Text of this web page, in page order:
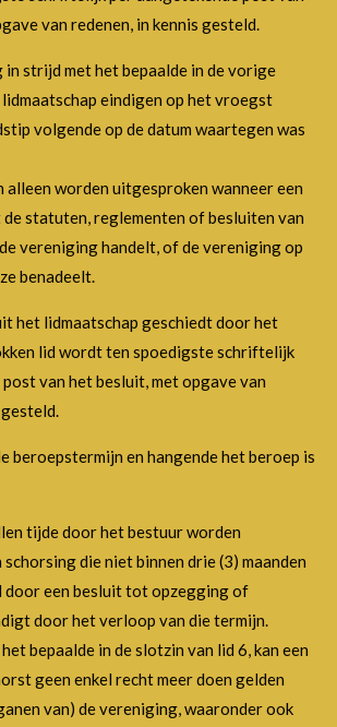
van redenen, in kennis gesteld.
in strijd met het bepaalde in de vorige
eindigen op het vroegst
volgende op de datum waartegen was
worden uitgesproken wanneer een
statuten, reglementen of besluiten van
vereniging handelt, of de vereniging op
benadeelt.
lidmaatschap geschiedt door het
lid wordt ten spoedigste schriftelijk
van het besluit, met opgave van
en hangende het beroep is
tijde door het bestuur worden
die niet binnen drie (3) maanden
een besluit tot opzegging of
door het verloop van die termijn.
bepaalde in de slotzin van lid 6, kan een
geen enkel recht meer doen gelden
van) de vereniging, waaronder ook